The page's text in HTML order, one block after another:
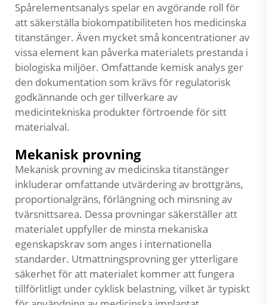
Spårelementsanalys spelar en avgörande roll för
att säkerställa biokompatibiliteten hos medicinska
titanstänger. Även mycket små koncentrationer av
vissa element kan påverka materialets prestanda i
biologiska miljöer. Omfattande kemisk analys ger
den dokumentation som krävs för regulatorisk
godkännande och ger tillverkare av
medicintekniska produkter förtroende för sitt
materialval.
Mekanisk provning
Mekanisk provning av medicinska titanstänger
inkluderar omfattande utvärdering av brottgräns,
proportionalgräns, förlängning och minsning av
tvärsnittsarea. Dessa provningar säkerställer att
materialet uppfyller de minsta mekaniska
egenskapskrav som anges i internationella
standarder. Utmattningsprovning ger ytterligare
säkerhet för att materialet kommer att fungera
tillförlitligt under cyklisk belastning, vilket är typiskt